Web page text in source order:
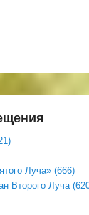
Луча» (666)
Второго Луча